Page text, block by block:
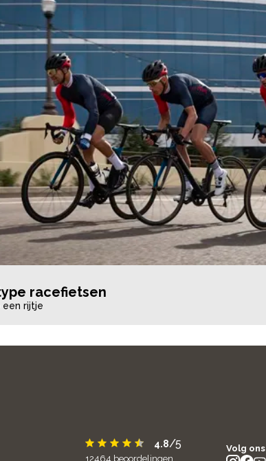
racefietsen
een rijtje
4.8/5
12464 beoordelingen
Volg ons